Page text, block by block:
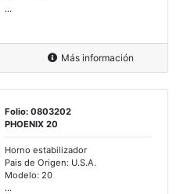
...
Más información
Folio: 0803202
PHOENIX 20
Horno estabilizador
Pais de Origen: U.S.A.
Modelo: 20
...